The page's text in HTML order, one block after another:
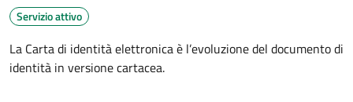
Servizio attivo
La Carta di identità elettronica è l’evoluzione del documento di
identità in versione cartacea.